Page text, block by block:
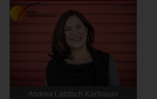
Andrea Latritsch-Karlbauer